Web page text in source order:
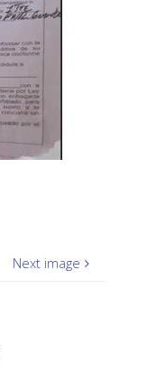
Next image